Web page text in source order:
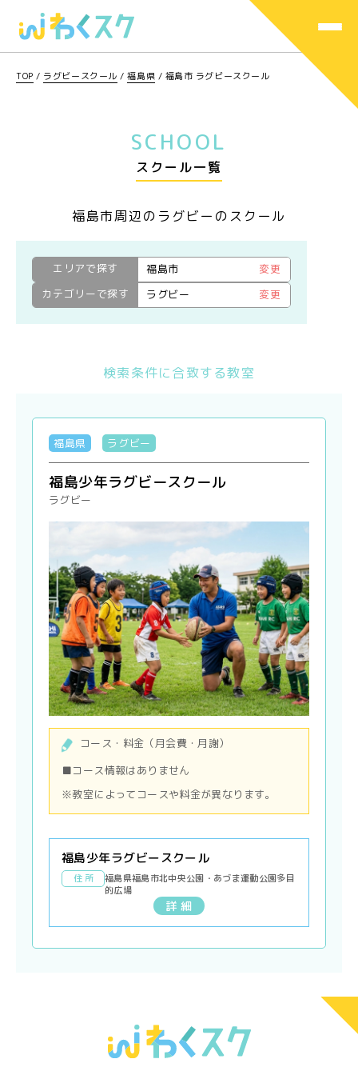
TOP / ラグビースクール /福島県 / 福島市 ラグビースクール
SCHOOL
スクール一覧
福島市周辺のラグビーのスクール
エリアで探す 福島市
変更
カテゴリーで探す
ラグビー 変更
検索条件に合致する教室
福島県 ラグビー
福島少年ラグビースクール
ラグビー
コース・料金（月会費・月謝）
■コース情報はありません
※教室によってコースや料金が異なります。
福島少年ラグビースクール
住 所
福島県福島市北中央公園・あづま運動公園多目
的広場
詳 細